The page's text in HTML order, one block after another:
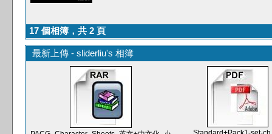
17 個相簿，共 2 頁
最新上傳 - sliderliu's 相簿